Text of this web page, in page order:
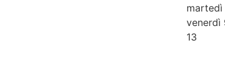
martedì
venerdì
13